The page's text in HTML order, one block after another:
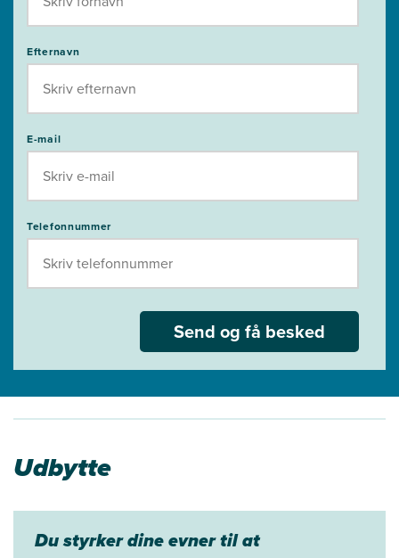
Efternavn
E-mail
Telefonnummer
Send og få besked
Udbytte
Du styrker dine evner til at